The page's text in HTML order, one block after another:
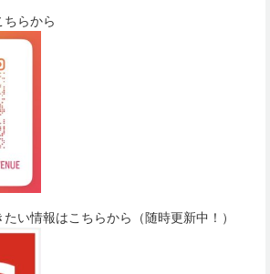
らから
い情報はこちらから（随時更新中！）